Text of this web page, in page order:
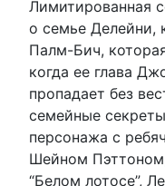
Лимитированная
о семье Делейни,
Палм-Бич,
когда ее глава
пропадает без
семейные
персонажа с
Шейном
“Белом лотосе”,